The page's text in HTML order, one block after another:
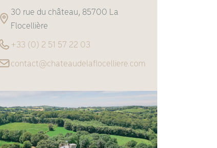
30 rue du château, 85700 La
Flocellière
+33 (0) 2 51 57 22 03
contact@chateaudelaflocelliere.com